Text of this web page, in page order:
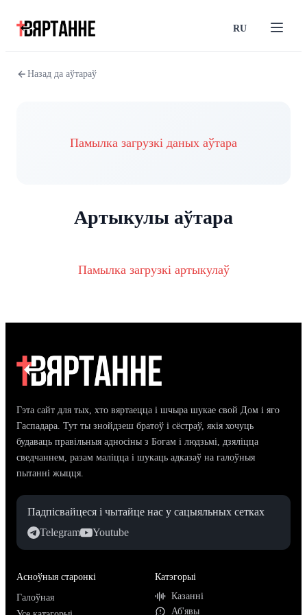
RU
Назад да аўтараў
Памылка загрузкі даных аўтара
Артыкулы аўтара
Памылка загрузкі артыкулаў
Гэта сайт для тых, хто вяртаецца і шчыра шукае свой Дом і яго
Гаспадара. Тут ты знойдзеш братоў і сёстраў, якія хочуць
будаваць правільныя адносіны з Богам і людзьмі, дзяліцца
сведчаннем, разам маліцца і шукаць адказаў на галоўныя
пытанні жыцця.
Падпісвайцеся і чытайце нас у сацыяльных сетках
Telegram
Youtube
Асноўныя старонкі
Галоўная
Катэгорыі
Казанні
Аб'явы